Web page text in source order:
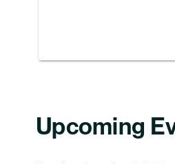
Upcoming